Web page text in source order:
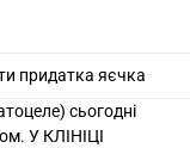
придатка яєчка
сьогодні
У КЛІНІЦІ